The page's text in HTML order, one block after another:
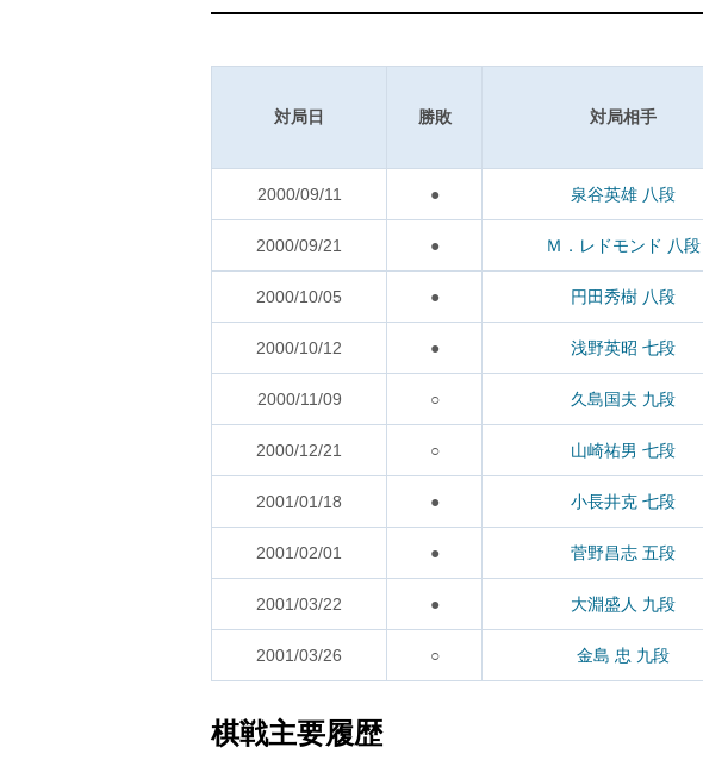
対局日 勝敗 対局相手
2000/09/11 ● 泉谷英雄 八段
2000/09/21 ● Ｍ．レドモンド 八段
2000/10/05 ● 円田秀樹 八段
2000/10/12 ● 浅野英昭 七段
2000/11/09 ○ 久島国夫 九段
2000/12/21 ○ 山崎祐男 七段
2001/01/18 ● 小長井克 七段
2001/02/01 ● 菅野昌志 五段
2001/03/22 ● 大淵盛人 九段
2001/03/26 ○ 金島 忠 九段
棋戦主要履歴